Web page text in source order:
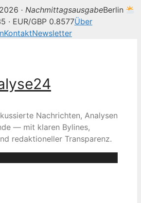
· NachmittagsausgabeBerlin
· EUR/GBP 0.8577Über
KontaktNewsletter
Nachrichten, Analysen
— mit klaren Bylines,
redaktioneller Transparenz.